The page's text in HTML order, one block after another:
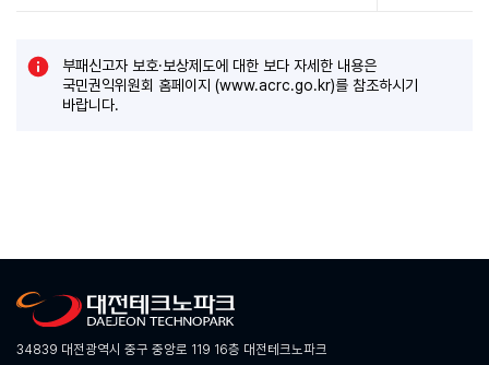
부패신고자 보호·보상제도에 대한 보다 자세한 내용은
국민권익위원회 홈페이지 (www.acrc.go.kr)를 참조하시기
바랍니다.
34839 대전광역시 중구 중앙로 119 16층 대전테크노파크